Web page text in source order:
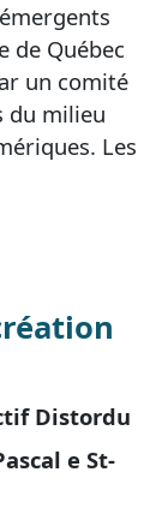
Québec
un comité
du milieu
Les
Distordu
e St-